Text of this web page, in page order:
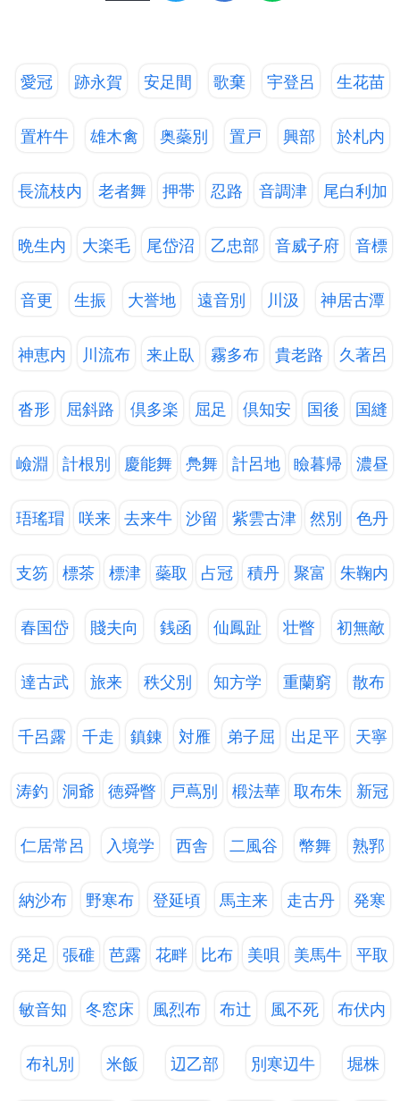
愛冠 跡永賀 安足間 歌棄 宇登呂 生花苗
置杵牛 雄木禽 奥蘂別 置戸 興部 於札内
長流枝内 老者舞 押帯 忍路 音調津 尾白利加
晩生内 大楽毛 尾岱沼 乙忠部 音威子府 音標
音更 生振 大誉地 遠音別 川汲 神居古潭
神恵内 川流布 来止臥 霧多布 貴老路 久著呂
沓形 屈斜路 倶多楽 屈足 倶知安 国後 国縫
嶮淵 計根別 慶能舞 鳧舞 計呂地 瞼暮帰 濃昼
珸瑤瑁 咲来 去来牛 沙留 紫雲古津 然別 色丹
支笏 標茶 標津 蘂取 占冠 積丹 聚富 朱鞠内
春国岱 賤夫向 銭函 仙鳳趾 壮瞥 初無敵
達古武 旅来 秩父別 知方学 重蘭窮 散布
千呂露 千走 鎮錬 対雁 弟子屈 出足平 天寧
涛釣 洞爺 徳舜瞥 戸蔦別 椴法華 取布朱 新冠
仁居常呂 入境学 西舎 二風谷 幣舞 熟郛
納沙布 野寒布 登延頃 馬主来 走古丹 発寒
発足 張碓 芭露 花畔 比布 美唄 美馬牛 平取
敏音知 冬窓床 風烈布 布辻 風不死 布伏内
布礼別 米飯 辺乙部 別寒辺牛 堀株